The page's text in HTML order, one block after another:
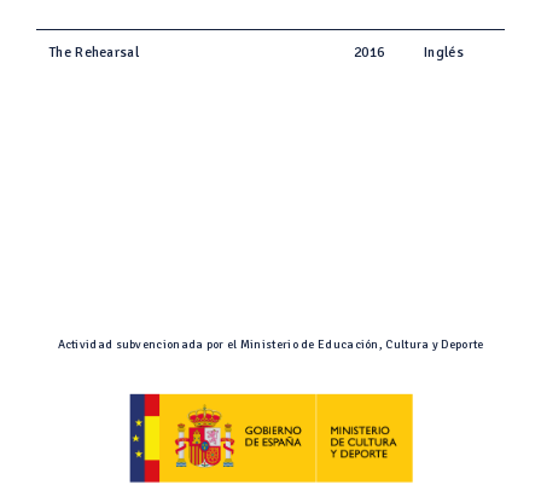
The Rehearsal 2016 Inglés
Actividad subvencionada por el Ministerio de Educación, Cultura y Deporte